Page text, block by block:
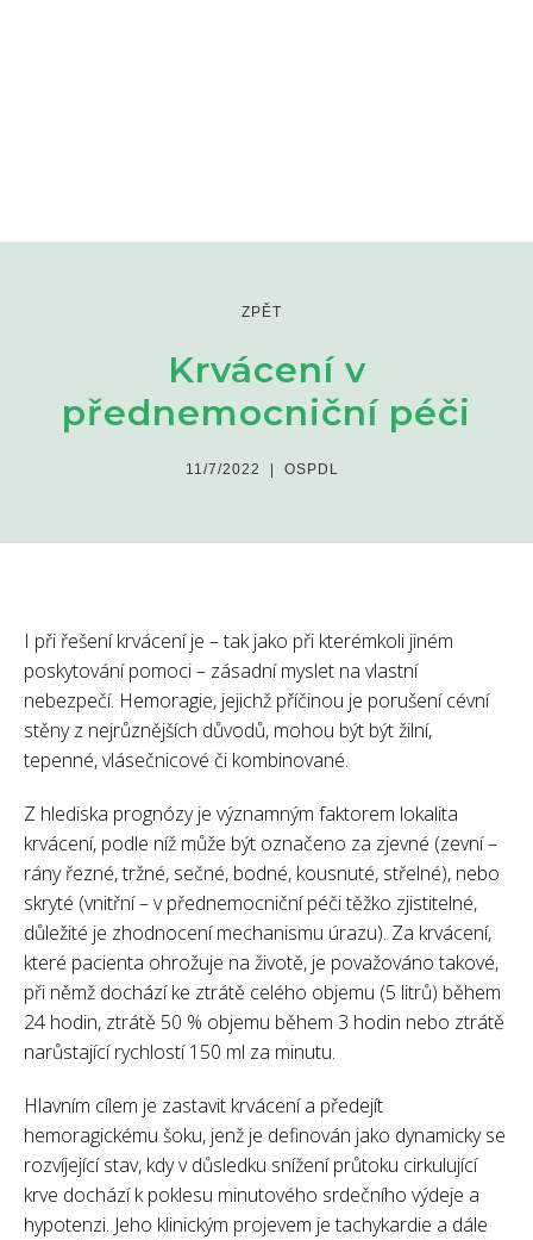
ZPĚT
Krvácení v
přednemocniční péči
11/7/2022 OSPDL
I při řešení krvácení je – tak jako při kterémkoli jiném
poskytování pomoci – zásadní myslet na vlastní
nebezpečí. Hemoragie, jejichž příčinou je porušení cévní
stěny z nejrůznějších důvodů, mohou být být žilní,
tepenné, vlásečnicové či kombinované.
Z hlediska prognózy je významným faktorem lokalita
krvácení, podle níž může být označeno za zjevné (zevní –
rány řezné, tržné, sečné, bodné, kousnuté, střelné), nebo
skryté (vnitřní – v přednemocniční péči těžko zjistitelné,
důležité je zhodnocení mechanismu úrazu). Za krvácení,
které pacienta ohrožuje na životě, je považováno takové,
při němž dochází ke ztrátě celého objemu (5 litrů) během
24 hodin, ztrátě 50 % objemu během 3 hodin nebo ztrátě
narůstající rychlostí 150 ml za minutu.
Hlavním cílem je zastavit krvácení a předejít
hemoragickému šoku, jenž je definován jako dynamicky se
rozvíjející stav, kdy v důsledku snížení průtoku cirkulující
krve dochází k poklesu minutového srdečního výdeje a
hypotenzi. Jeho klinickým projevem je tachykardie a dále